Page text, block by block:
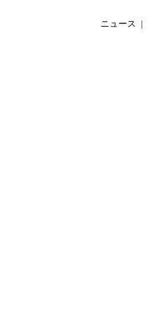
ニュース